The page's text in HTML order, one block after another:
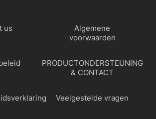
us
Algemene
voorwaarden
PRODUCTONDERSTEUNING
& CONTACT
Veelgestelde vragen